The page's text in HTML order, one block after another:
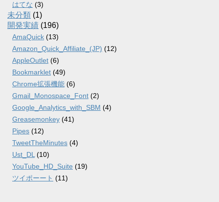
はてな (3)
未分類 (1)
開発実績 (196)
AmaQuick (13)
Amazon_Quick_Affiliate_(JP) (12)
AppleOutlet (6)
Bookmarklet (49)
Chrome拡張機能 (6)
Gmail_Monospace_Font (2)
Google_Analytics_with_SBM (4)
Greasemonkey (41)
Pipes (12)
TweetTheMinutes (4)
Ust_DL (10)
YouTube_HD_Suite (19)
ツイポーート (11)